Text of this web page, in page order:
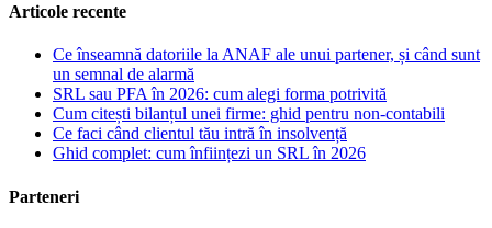
Articole recente
Ce înseamnă datoriile la ANAF ale unui partener, și când sunt
un semnal de alarmă
SRL sau PFA în 2026: cum alegi forma potrivită
Cum citești bilanțul unei firme: ghid pentru non-contabili
Ce faci când clientul tău intră în insolvență
Ghid complet: cum înființezi un SRL în 2026
Parteneri